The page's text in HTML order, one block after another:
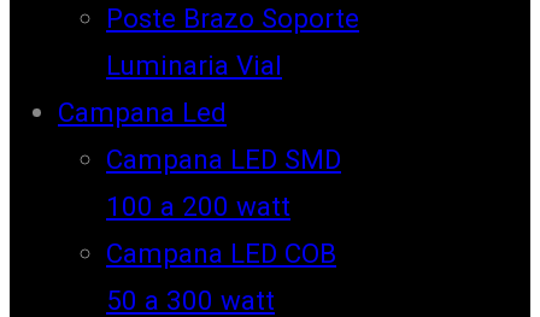
Poste Brazo Soporte
Luminaria Vial
Campana Led
Campana LED SMD
100 a 200 watt
Campana LED COB
50 a 300 watt